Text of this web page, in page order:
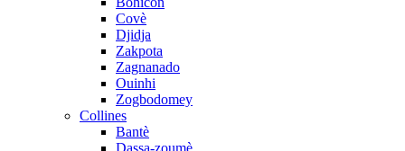
Covè
Djidja
Zakpota
Zagnanado
Ouinhi
Zogbodomey
Collines
Bantè
Dassa-zoumè